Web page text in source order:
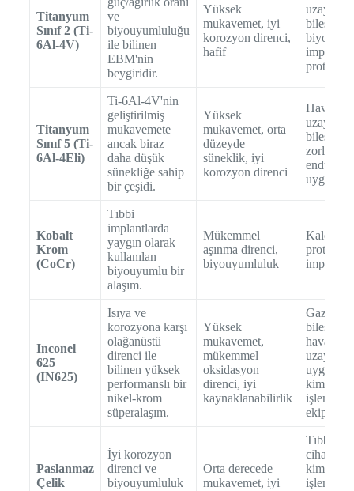
Titanyum
Sınıf 2 (Ti-
6Al-4V)
ve
biyouyumluluğu
ile bilinen
EBM'nin
beygiridir.
Yüksek
mukavemet, iyi
korozyon direnci,
hafif
uzay
protezleri
Titanyum
Sınıf 5 (Ti-
6Al-4Eli)
Ti-6Al-4V'nin
geliştirilmiş
mukavemete
ancak biraz
daha düşük
sünekliğe sahip
bir çeşidi.
Yüksek
mukavemet, orta
düzeyde
süneklik, iyi
korozyon direnci
uzay
zorlu
Kobalt
Krom
(CoCr)
Tıbbi
implantlarda
yaygın olarak
kullanılan
biyouyumlu bir
alaşım.
Mükemmel
aşınma direnci,
biyouyumluluk
Kalça ve
Inconel
625
(IN625)
Isıya ve
korozyona karşı
olağanüstü
direnci ile
bilinen yüksek
performanslı bir
nikel-krom
süperalaşım.
Yüksek
mukavemet,
mükemmel
oksidasyon
direnci, iyi
kaynaklanabilirlik
Gaz
uzay
kimyasal
işleme
Paslanmaz
Çelik
İyi korozyon
direnci ve
biyouyumluluk
Orta derecede
mukavemet, iyi
Tıbbi
cihazlar,
kimyasal
işleme